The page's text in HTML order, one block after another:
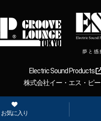
お気に入り
Electric Sound Products
株式会社イー・エス・ピー